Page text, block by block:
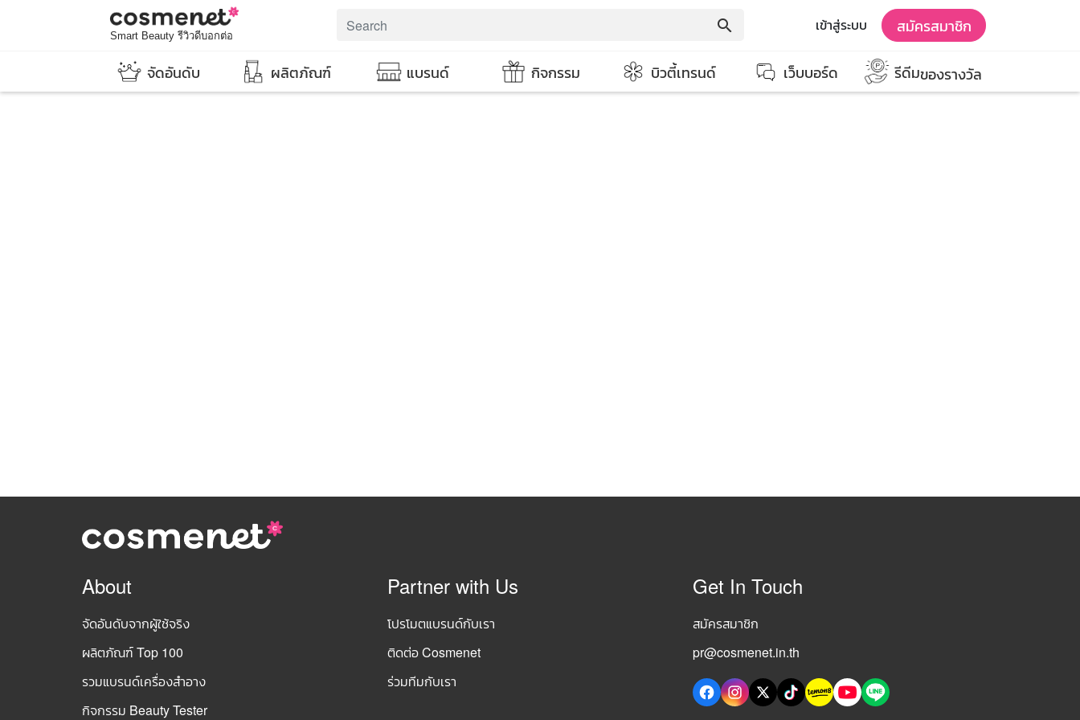
Smart Beauty รีวิวดีบอกต่อ
search เข้าสู่ระบบ สมัครสมาชิก
จัดอันดับ ผลิตภัณฑ์ แบรนด์ กิจกรรม บิวตี้เทรนด์ เว็บบอร์ด รีดีมของรางวัล
About
จัดอันดับจากผู้ใช้จริง
ผลิตภัณฑ์ Top 100
รวมแบรนด์เครื่องสำอาง
กิจกรรม Beauty Tester
Partner with Us
โปรโมตแบรนด์กับเรา
ติดต่อ Cosmenet
ร่วมทีมกับเรา
Get In Touch
สมัครสมาชิก
pr@cosmenet.in.th